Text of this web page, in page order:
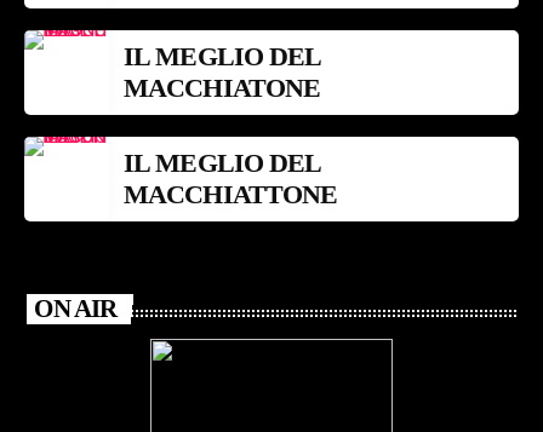
IL MEGLIO DEL
MACCHIATONE
IL MEGLIO DEL
MACCHIATTONE
ON AIR